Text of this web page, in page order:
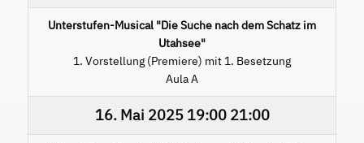
Unterstufen-Musical "Die Suche nach dem Schatz im
Utahsee"
1. Vorstellung (Premiere) mit 1. Besetzung
Aula A
16. Mai 202519:00 21:00